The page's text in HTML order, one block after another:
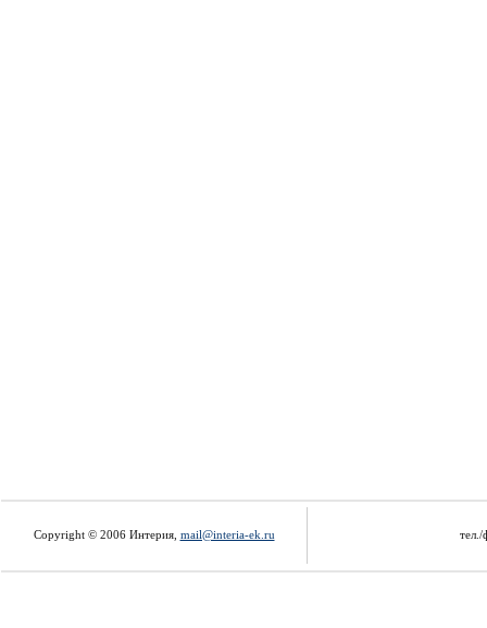
Copyright © 2006 Интерия, mail@interia-ek.ru